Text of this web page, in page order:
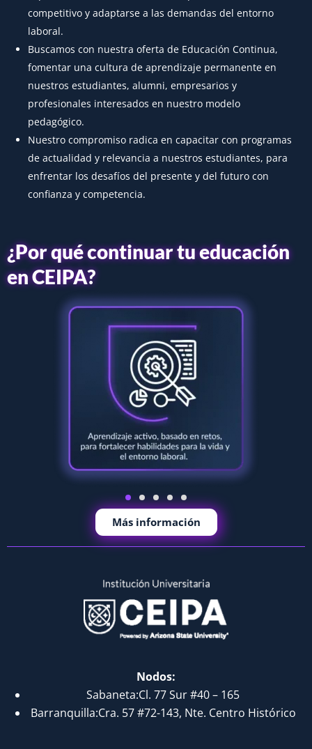
competitivo y adaptarse a las demandas del entorno
laboral.
Buscamos con nuestra oferta de Educación Continua,
fomentar una cultura de aprendizaje permanente en
nuestros estudiantes, alumni, empresarios y
profesionales interesados en nuestro modelo
pedagógico.
Nuestro compromiso radica en capacitar con programas
de actualidad y relevancia a nuestros estudiantes, para
enfrentar los desafíos del presente y del futuro con
confianza y competencia.
¿Por qué continuar tu educación
en CEIPA?
Más información
Nodos:
Sabaneta:Cl. 77 Sur #40 – 165
Barranquilla:Cra. 57 #72-143, Nte. Centro Histórico